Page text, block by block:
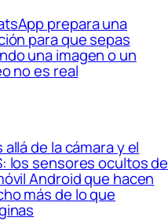
prepara una
para que sepas
una imagen o un
no es real
allá de la cámara y el
los sensores ocultos de
Android que hacen
más de lo que